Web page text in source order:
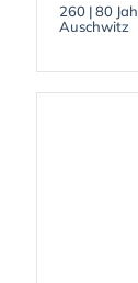
260 | 80
Auschwitz